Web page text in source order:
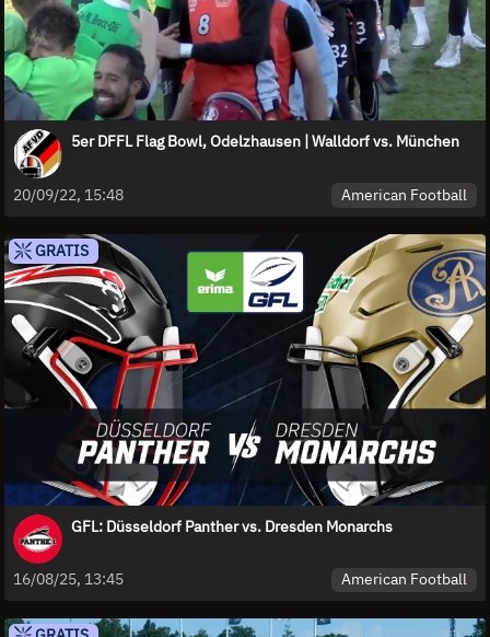
5er DFFL Flag Bowl, Odelzhausen | Walldorf vs. München
20/09/22, 15:48 American Football
GRATIS
GFL: Düsseldorf Panther vs. Dresden Monarchs
16/08/25, 13:45 American Football